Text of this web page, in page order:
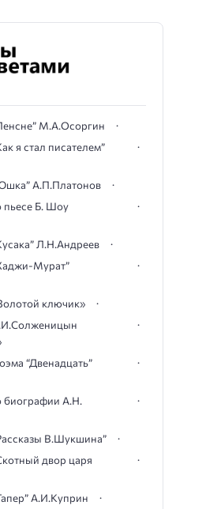
М.А.Осоргин
я стал писателем”
А.П.Платонов
пьесе Б. Шоу
Л.Н.Андреев
Мурат”
ключик»
“Двенадцать”
биографии А.Н.
В.Шукшина”
двор царя
А.И.Куприн